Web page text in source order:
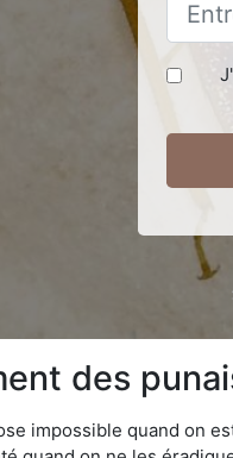
des
impossible quand on